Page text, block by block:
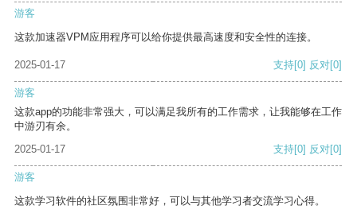
游客
这款加速器VPM应用程序可以给你提供最高速度和安全性的连接。
2025-01-17 支持[0] 反对[0]
游客
这款app的功能非常强大，可以满足我所有的工作需求，让我能够在工作
中游刃有余。
2025-01-17
支持[0] 反对[0]
游客
这款学习软件的社区氛围非常好，可以与其他学习者交流学习心得。